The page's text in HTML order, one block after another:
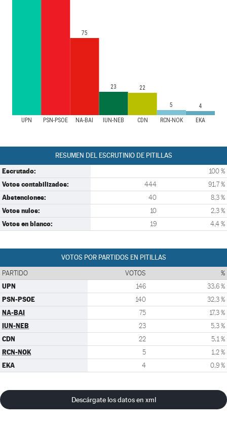
UPN PSN-PSOE NA-BAI IUN-NEB CDN RCN-NOK EKA
75
23 22
5 4
RESUMEN DEL ESCRUTINIO DE PITILLAS
Escrutado: 100 %
Votos contabilizados: 444 91,7 %
Abstenciones: 40 8,3 %
Votos nulos: 10 2,3 %
Votos en blanco: 19 4,4 %
VOTOS POR PARTIDOS EN PITILLAS
PARTIDO VOTOS %
UPN 146 33,6 %
PSN-PSOE 140 32,3 %
NA-BAI 75 17,3 %
IUN-NEB 23 5,3 %
CDN 22 5,1 %
RCN-NOK 5 1,2 %
EKA 4 0,9 %
Descárgate los datos en xml